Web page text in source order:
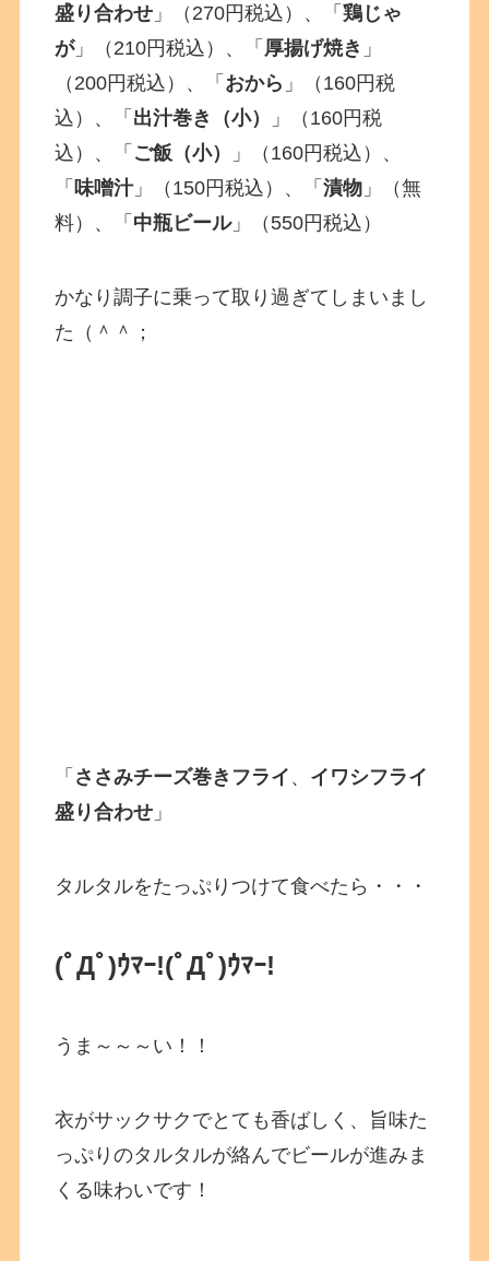
盛り合わせ 」（270円税込）、「鶏じゃ
が」（210円税込）、「 厚揚げ焼き 」
（200円税込）、「 おから 」（160円税
込）、「 出汁巻き（小）
」（160円税
込）、「 ご飯（小）
」（160円税込）、
「 味噌汁」（150円税込）、「漬物 」（無
料）、「 中瓶ビール」（550円税込）
かなり調子に乗って取り過ぎてしまいまし
た（＾＾；
「 ささみチーズ巻きフライ 、 イワシフライ
盛り合わせ 」
タルタルをたっぷりつけて食べたら・・・
(ﾟДﾟ)ｳﾏｰ!(ﾟДﾟ)ｳﾏｰ!
うま～～～い！！
衣がサックサクでとても香ばしく、旨味た
っぷりのタルタルが絡んでビールが進みま
くる味わいです！